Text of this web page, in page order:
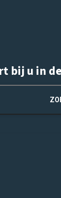
bij u in